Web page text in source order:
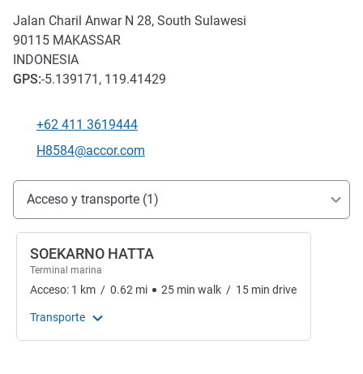
Jalan Charil Anwar N 28, South Sulawesi
90115 MAKASSAR
INDONESIA
GPS:-5.139171, 119.41429
Teléfono
+62 411 3619444
Correo electrónico de contacto
H8584@accor.com
Acceso y transporte
Acceso y transporte (1)
SOEKARNO HATTA
Terminal marina
Acceso: 1 km / 0.62 mi 25 min walk / 15 min drive
Transporte